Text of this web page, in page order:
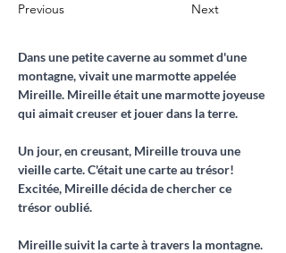
Previous Next
Dans une petite caverne au sommet d'une
montagne, vivait une marmotte appelée
Mireille. Mireille était une marmotte joyeuse
qui aimait creuser et jouer dans la terre.
Un jour, en creusant, Mireille trouva une
vieille carte. C'était une carte au trésor!
Excitée, Mireille décida de chercher ce
trésor oublié.
Mireille suivit la carte à travers la montagne.